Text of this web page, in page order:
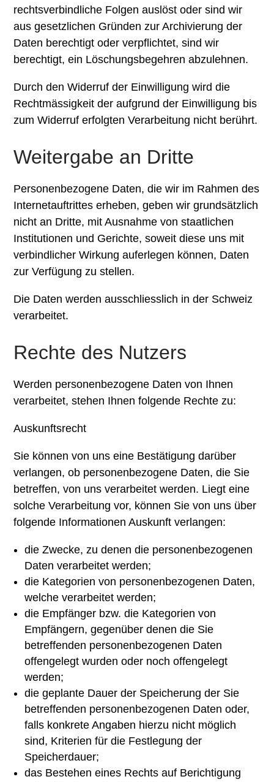
rechtsverbindliche Folgen auslöst oder sind wir
aus gesetzlichen Gründen zur Archivierung der
Daten berechtigt oder verpflichtet, sind wir
berechtigt, ein Löschungsbegehren abzulehnen.
Durch den Widerruf der Einwilligung wird die
Rechtmässigkeit der aufgrund der Einwilligung bis
zum Widerruf erfolgten Verarbeitung nicht berührt.
Weitergabe an Dritte
Personenbezogene Daten, die wir im Rahmen des
Internetauftrittes erheben, geben wir grundsätzlich
nicht an Dritte, mit Ausnahme von staatlichen
Institutionen und Gerichte, soweit diese uns mit
verbindlicher Wirkung auferlegen können, Daten
zur Verfügung zu stellen.
Die Daten werden ausschliesslich in der Schweiz
verarbeitet.
Rechte des Nutzers
Werden personenbezogene Daten von Ihnen
verarbeitet, stehen Ihnen folgende Rechte zu:
Auskunftsrecht
Sie können von uns eine Bestätigung darüber
verlangen, ob personenbezogene Daten, die Sie
betreffen, von uns verarbeitet werden. Liegt eine
solche Verarbeitung vor, können Sie von uns über
folgende Informationen Auskunft verlangen:
die Zwecke, zu denen die personenbezogenen
Daten verarbeitet werden;
die Kategorien von personenbezogenen Daten,
welche verarbeitet werden;
die Empfänger bzw. die Kategorien von
Empfängern, gegenüber denen die Sie
betreffenden personenbezogenen Daten
offengelegt wurden oder noch offengelegt
werden;
die geplante Dauer der Speicherung der Sie
betreffenden personenbezogenen Daten oder,
falls konkrete Angaben hierzu nicht möglich
sind, Kriterien für die Festlegung der
Speicherdauer;
das Bestehen eines Rechts auf Berichtigung